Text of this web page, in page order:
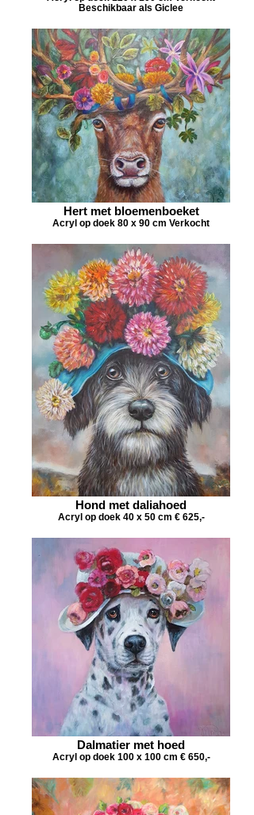
Beschikbaar als Giclee
Hert met bloemenboeket
Acryl op doek 80 x 90 cm Verkocht
Hond met daliahoed
Acryl op doek 40 x 50 cm € 625,-
Dalmatier met hoed
Acryl op doek 100 x 100 cm € 650,-